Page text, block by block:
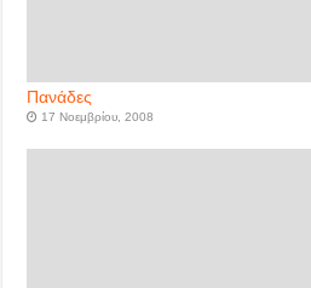
Πανάδες
17 Νοεμβρίου, 2008